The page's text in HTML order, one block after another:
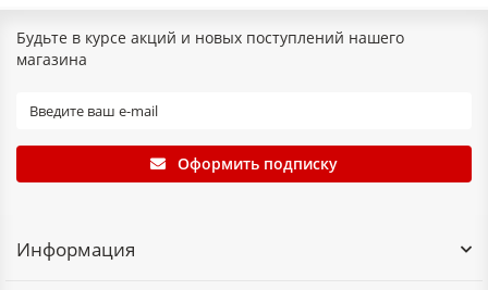
Будьте в курсе акций и новых поступлений нашего
магазина
Оформить подписку
Информация